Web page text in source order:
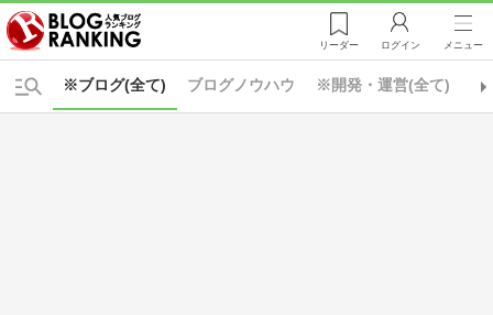
リーダー ログイン メニュー
※ブログ(全て) ※開発・運営(全て)
ブログノウハウ